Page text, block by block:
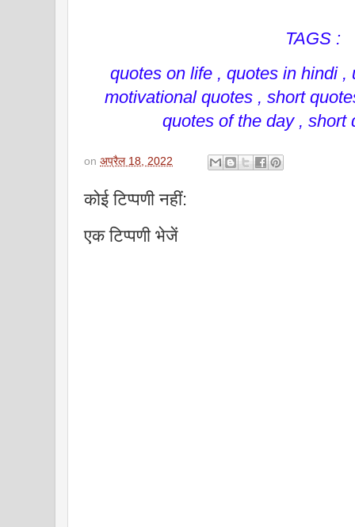
TAGS :
quotes on life , quotes in hindi ,
motivational quotes , short
quotes of the day , short
on अप्रैल 18, 2022
कोई टिप्पणी नहीं:
एक टिप्पणी भेजें